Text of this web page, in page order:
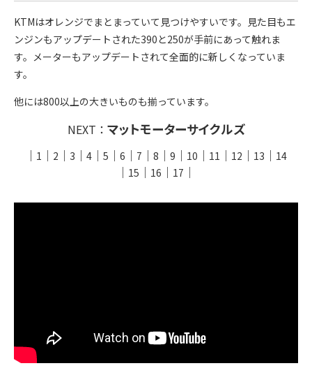
KTMはオレンジでまとまっていて見つけやすいです。見た目もエ
ンジンもアップデートされた390と250が手前にあって触れま
す。メーターもアップデートされて全面的に新しくなっていま
す。
他には800以上の大きいものも揃っています。
NEXT： マットモーターサイクルズ
｜ 1 ｜ 2 ｜ 3 ｜ 4 ｜ 5 ｜ 6 ｜ 7 ｜ 8 ｜ 9 ｜ 10 ｜ 11 ｜ 12 ｜ 13 ｜ 14
｜ 15 ｜ 16 ｜ 17 ｜